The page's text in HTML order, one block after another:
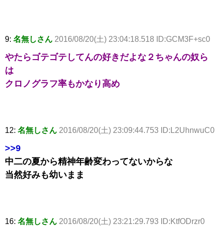
9: 名無しさん 2016/08/20(土) 23:04:18.518 ID:GCM3F+sc0
やたらゴテゴテしてんの好きだよな２ちゃんの奴ら
は
クロノグラフ率もかなり高め
12: 名無しさん 2016/08/20(土) 23:09:44.753 ID:L2UhnwuC0
>>9
中二の夏から精神年齢変わってないからな
当然好みも幼いまま
16: 名無しさん 2016/08/20(土) 23:21:29.793 ID:KtfODrzr0